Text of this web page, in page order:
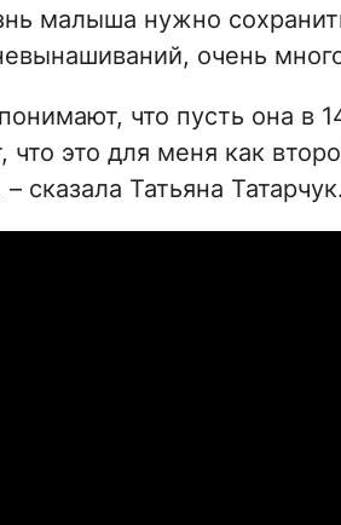
малыша нужно
очень
что пусть она в
что это для меня как
сказала Татьяна Татарчук.